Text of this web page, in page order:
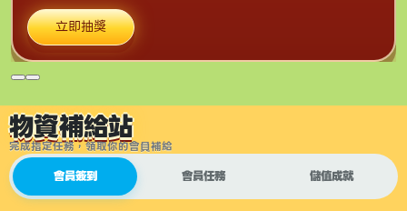
立即抽獎
物資補給站
完成指定任務，領取你的會員補給
會員簽到 會員任務 儲值成就